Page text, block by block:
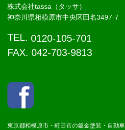
株式会社tassa（タッサ）
神奈川県相模原市中央区田名3497-7
TEL. 0120-105-701
FAX. 042-703-9813
東京都相模原市・町田市の鈑金塗装・自動